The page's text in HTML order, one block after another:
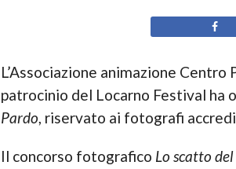
L’Associazione animazione
patrocinio del Locarno Festival ha
Pardo, riservato ai fotografi
Il concorso fotografico Lo scatto